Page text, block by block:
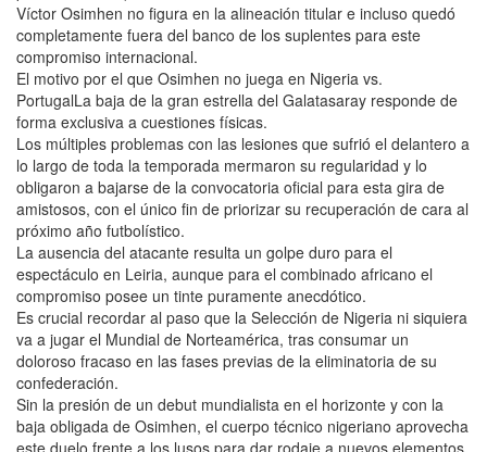
Víctor Osimhen no figura en la alineación titular e incluso quedó
completamente fuera del banco de los suplentes para este
compromiso internacional.
El motivo por el que Osimhen no juega en Nigeria vs.
PortugalLa baja de la gran estrella del Galatasaray responde de
forma exclusiva a cuestiones físicas.
Los múltiples problemas con las lesiones que sufrió el delantero a
lo largo de toda la temporada mermaron su regularidad y lo
obligaron a bajarse de la convocatoria oficial para esta gira de
amistosos, con el único fin de priorizar su recuperación de cara al
próximo año futbolístico.
La ausencia del atacante resulta un golpe duro para el
espectáculo en Leiria, aunque para el combinado africano el
compromiso posee un tinte puramente anecdótico.
Es crucial recordar al paso que la Selección de Nigeria ni siquiera
va a jugar el Mundial de Norteamérica, tras consumar un
doloroso fracaso en las fases previas de la eliminatoria de su
confederación.
Sin la presión de un debut mundialista en el horizonte y con la
baja obligada de Osimhen, el cuerpo técnico nigeriano aprovecha
este duelo frente a los lusos para dar rodaje a nuevos elementos.